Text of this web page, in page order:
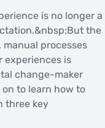
is no longer a
the
processes
is
change-maker
to learn how to
three key